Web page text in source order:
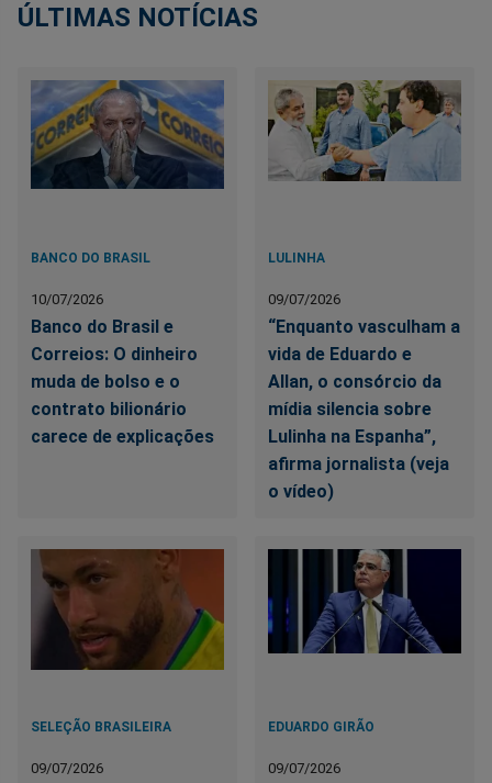
ÚLTIMAS NOTÍCIAS
BANCO DO BRASIL
10/07/2026
Banco do Brasil e
Correios: O dinheiro
muda de bolso e o
contrato bilionário
carece de explicações
LULINHA
09/07/2026
“Enquanto vasculham a
vida de Eduardo e
Allan, o consórcio da
mídia silencia sobre
Lulinha na Espanha”,
afirma jornalista (veja
o vídeo)
SELEÇÃO BRASILEIRA
09/07/2026
EDUARDO GIRÃO
09/07/2026